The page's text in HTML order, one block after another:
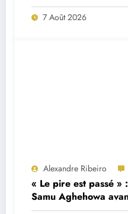
7 Août 2026
Alexandre Ribeiro
« Le pire est passé »
Samu Aghehowa
Porto ?